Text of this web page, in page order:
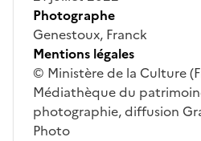
Photographe
Genestoux, Franck
Mentions légales
© Ministère de la Culture
Médiathèque du
photographie, diffusion
Photo